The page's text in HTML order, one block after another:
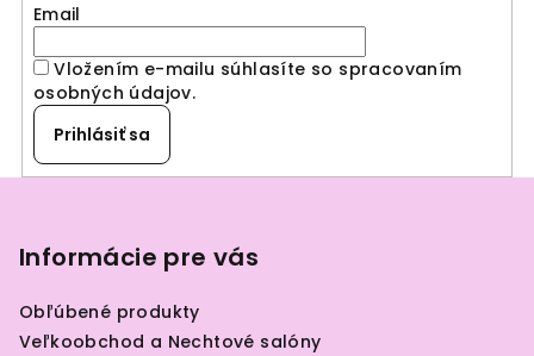
Email
Vložením e-mailu súhlasíte so spracovaním
osobných údajov.
Prihlásiť sa
Informácie pre vás
Obľúbené produkty
Veľkoobchod a Nechtové salóny